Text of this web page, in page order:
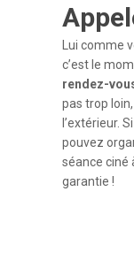
Lui comme
c’est le
rendez-
pas trop
l’extérieur.
pouvez
séance ciné
garantie !